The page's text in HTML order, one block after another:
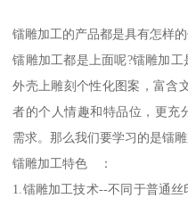
镭雕加工的产品都是具有怎样
镭雕加工都是上面呢?镭雕加
外壳上雕刻个性化图案，富含
者的个人情趣和特品位，更充
需求。那么我们要学习的是镭
镭雕加工特色 ：
1.镭雕加工技术--不同于普通